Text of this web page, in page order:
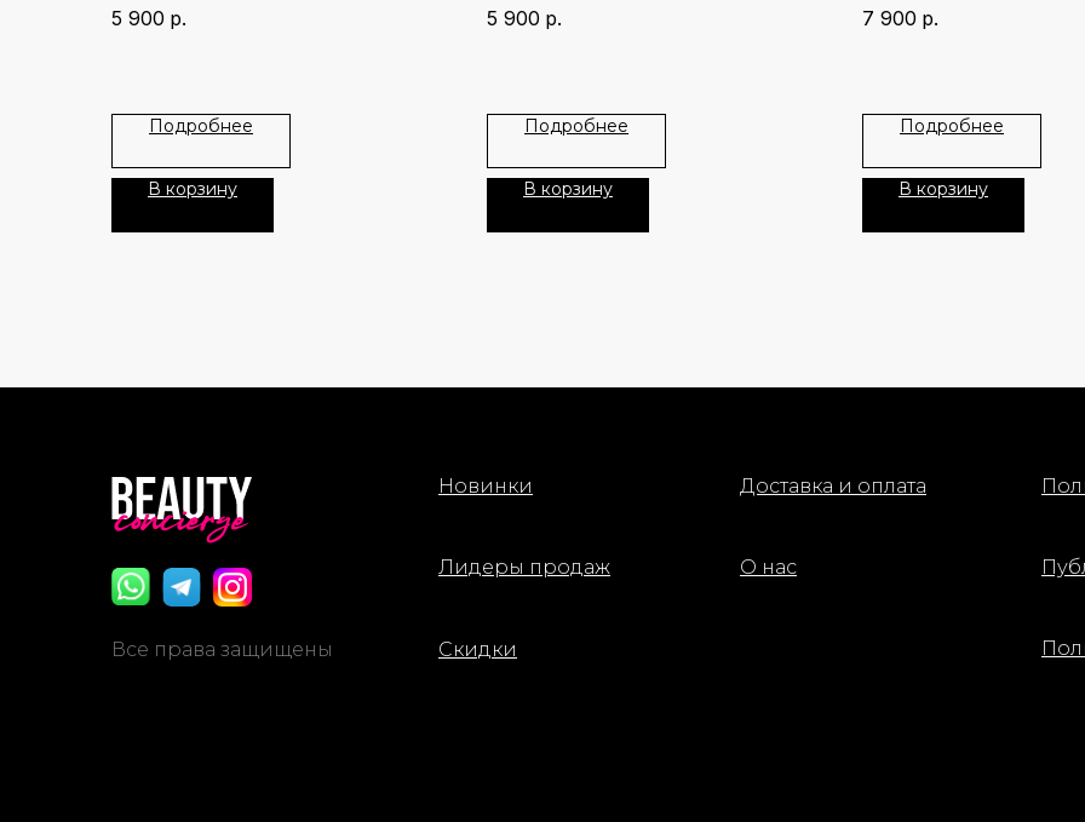
5 900 р.
Подробнее
В корзину
5 900 р.
Подробнее
В корзину
7 900 р.
Подробнее
В корзину
Все права защищены
Доставка и оплата
О нас
Новинки
Лидеры продаж
Скидки